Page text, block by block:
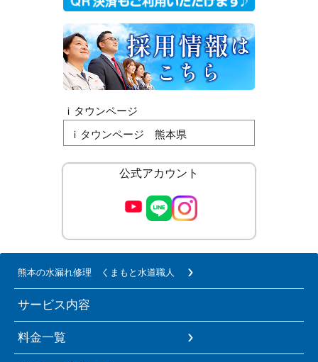
ｉタウンページ
ｉタウンページ 熊本県
公式アカウント
熊本の水漏れ修理 くまもと水道職人
サービス内容
料金一覧